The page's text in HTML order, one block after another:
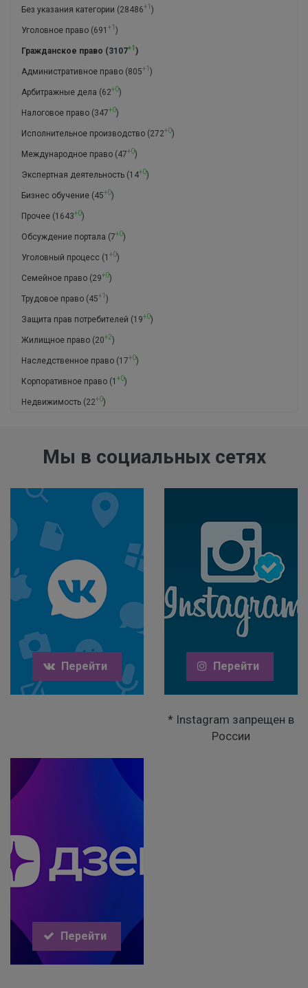
Без указания категории (28486+1 )
Уголовное право (691 +1 )
Гражданское право (3107+1 )
Административное право (805+1 )
Арбитражные дела (62+0)
Налоговое право (347+0)
Исполнительное производство (272+0)
Международное право (47+0)
Экспертная деятельность (14+0)
Бизнес обучение (45+0)
Прочее (1643+0)
Обсуждение портала (7+0)
Уголовный процесс (1 +0)
Семейное право (29+0)
Трудовое право (45+1 )
Защита прав потребителей (19+0)
Жилищное право (20+2)
Наследственное право (17+0)
Корпоративное право (1 +0)
Недвижимость (22+0)
Мы в социальных сетях
Перейти Перейти
* Instagram запрещен в
России
Перейти